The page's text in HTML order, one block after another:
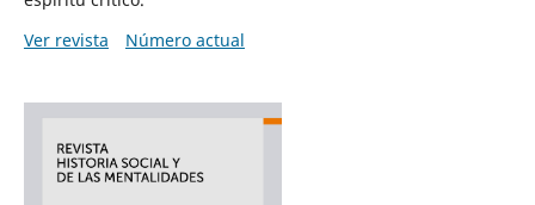
Ver revista
Número actual